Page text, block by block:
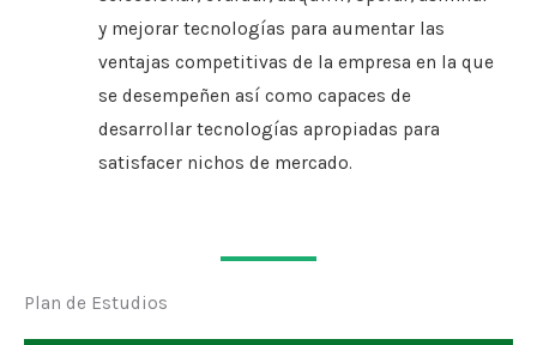
y mejorar tecnologías para aumentar las
ventajas competitivas de la empresa en la que
se desempeñen así como capaces de
desarrollar tecnologías apropiadas para
satisfacer nichos de mercado.
Plan de Estudios